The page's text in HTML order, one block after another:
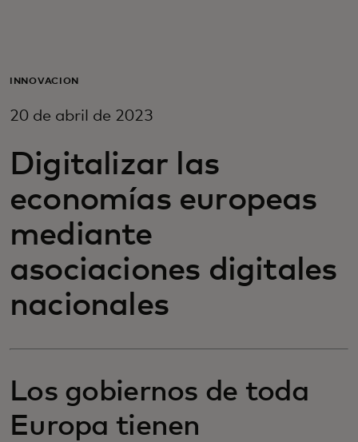
Para empresas
Para innovadores
Noticias y tendencias
INNOVACIÓN
20 de abril de 2023
Digitalizar las
economías europeas
mediante
asociaciones digitales
nacionales
Los gobiernos de toda
Europa tienen